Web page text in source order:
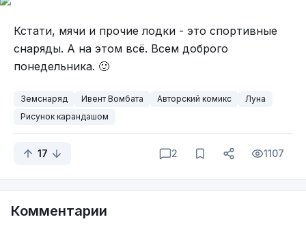
Кстати, мячи и прочие лодки - это спортивные
снаряды. А на этом всё. Всем доброго
понедельника. 🙂
Земснаряд Ивент Вомбата Авторский комикс
Луна
Рисунок карандашом
17 2 1107
Комментарии